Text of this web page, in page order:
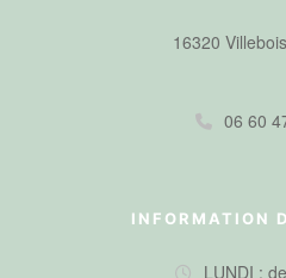
16320
06 60
INFORMATION
LUNDI :